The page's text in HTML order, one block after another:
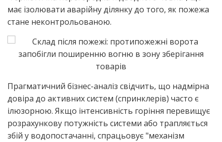
має ізолювати аварійну ділянку до того, як пожежа
стане неконтрольованою.
Прагматичний бізнес-аналіз свідчить, що надмірна
довіра до активних систем (спринклерів) часто є
ілюзорною. Якщо інтенсивність горіння перевищує
розрахункову потужність системи або трапляється
збій у водопостачанні, спрацьовує "механізм